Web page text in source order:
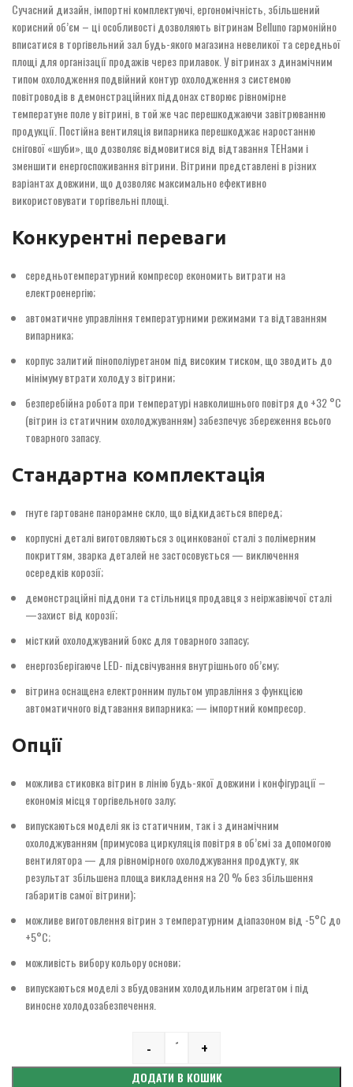
Сучасний дизайн, імпортні комплектуючі, ергономічність, збільшений
корисний об’єм – ці особливості дозволяють вітринам Belluno гармонійно
вписатися в торгівельний зал будь-якого магазина невеликої та середньої
площі для організації продажів через прилавок. У вітринах з динамічним
типом охолодження подвійний контур охолодження з системою
повітроводів в демонстраційних піддонах створює рівномірне
температуне поле у вітрині, в той же час перешкоджаючи завітрюванню
продукції. Постійна вентиляція випарника перешкоджає наростанню
снігової «шуби», що дозволяє відмовитися від відтавання ТЕНами і
зменшити енергоспоживання вітрини. Вітрини представлені в різних
варіантах довжини, що дозволяє максимально ефективно
використовувати торгівельні площі.
Конкурентні переваги
середньотемпературний компресор економить витрати на
електроенергію;
автоматичне управління температурними режимами та відтаванням
випарника;
корпус залитий пінополіуретаном під високим тиском, що зводить до
мінімуму втрати холоду з вітрини;
безперебійна робота при температурі навколишнього повітря до +32 °С
(вітрин із статичним охолоджуванням) забезпечує збереження всього
товарного запасу.
Стандартна комплектація
гнуте гартоване панорамне скло, що відкидається вперед;
корпусні деталі виготовляються з оцинкованої сталі з полімерним
покриттям, зварка деталей не застосовується — виключення
осередків корозії;
демонстраційні піддони та стільниця продавця з неіржавіючої сталі
—захист від корозії;
місткий охолоджуваний бокс для товарного запасу;
енергозберігаюче LED- підсвічування внутрішнього об’єму;
вітрина оснащена електронним пультом управління з функцією
автоматичного відтавання випарника; — імпортний компресор.
Опції
можлива стиковка вітрин в лінію будь-якої довжини і конфігурації –
економія місця торгівельного залу;
випускаються моделі як із статичним, так і з динамічним
охолоджуванням (примусова циркуляція повітря в об’ємі за допомогою
вентилятора — для рівномірного охолоджування продукту, як
результат збільшена площа викладення на 20 % без збільшення
габаритів самої вітрини);
можливе виготовлення вітрин з температурним діапазоном від -5°С до
+5°С;
можливість вибору кольору основи;
випускаються моделі з вбудованим холодильним агрегатом і під
виносне холодозабезпечення.
Quantity
- +
ДОДАТИ В КОШИК